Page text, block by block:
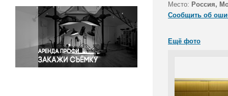
Светская жизнь
Спорт
Экология
Экономика и бизнес
Место: Россия,
Сообщить об
Ещё фото